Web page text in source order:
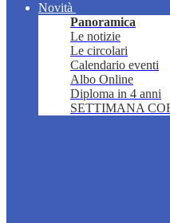
Novità
Panoramica
Le notizie
Le circolari
Calendario eventi
Albo Online
Diploma in 4 anni
SETTIMANA